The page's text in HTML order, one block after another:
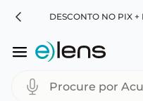
DESCONTO NO PIX +
Procure por Acuvue,